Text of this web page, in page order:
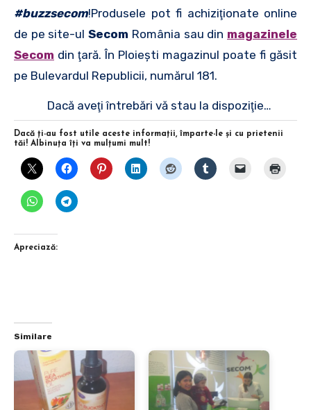
#buzzsecom!Produsele pot fi achiziţionate online
de pe site-ulSecom România sau din magazinele
Secom din ţară. În Ploieşti magazinul poate fi găsit
pe Bulevardul Republicii, numărul 181.
Dacă aveţi întrebări vă stau la dispoziţie…
Dacă ţi-au fost utile aceste informaţii, împarte-le şi cu prietenii
tăi! Albinuţa îţi va mulţumi mult!
Apreciază:
Similare